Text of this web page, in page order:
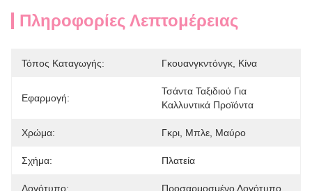
Πληροφορίες Λεπτομέρειας
Τόπος Καταγωγής: Γκουανγκντόνγκ, Κίνα
Εφαρμογή:
Τσάντα Ταξιδιού Για
Καλλυντικά Προϊόντα
Χρώμα: Γκρι, Μπλε, Μαύρο
Σχήμα: Πλατεία
Λογότυπο: Προσαρμοσμένο Λογότυπο